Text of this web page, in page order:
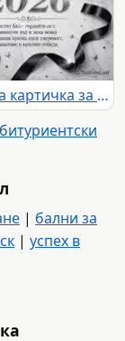
Елегантна картичка за Випуск 2026 с черна папийонка и сребрист празничен надпис
| бални за
| успех в